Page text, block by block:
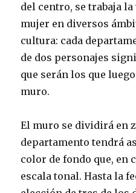
del centro, se trabaja
mujer en diversos
cultura: cada
de dos personajes
que serán los que
muro.
El muro se dividirá en
departamento tendrá
color de fondo que, en
escala tonal. Hasta la